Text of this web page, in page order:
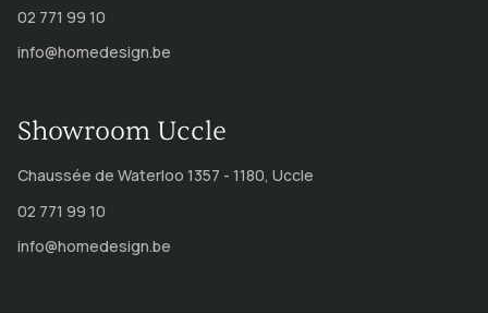
02 771 99 10
info@homedesign.be
Showroom Uccle
Chaussée de Waterloo 1357 - 1180, Uccle
02 771 99 10
info@homedesign.be